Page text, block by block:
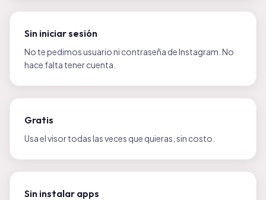
Sin iniciar sesión
No te pedimos usuario ni contraseña de Instagram. No
hace falta tener cuenta.
Gratis
Usa el visor todas las veces que quieras, sin costo.
Sin instalar apps